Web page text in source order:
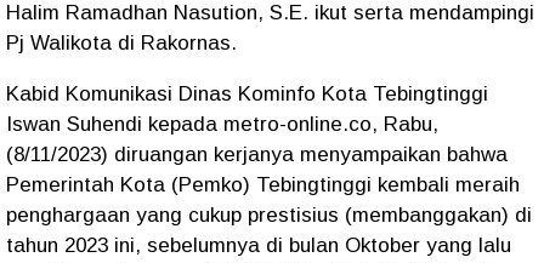
Halim Ramadhan Nasution, S.E. ikut serta mendampingi
Pj Walikota di Rakornas.
Kabid Komunikasi Dinas Kominfo Kota Tebingtinggi
Iswan Suhendi kepada metro-online.co, Rabu,
(8/11/2023) diruangan kerjanya menyampaikan bahwa
Pemerintah Kota (Pemko) Tebingtinggi kembali meraih
penghargaan yang cukup prestisius (membanggakan) di
tahun 2023 ini, sebelumnya di bulan Oktober yang lalu